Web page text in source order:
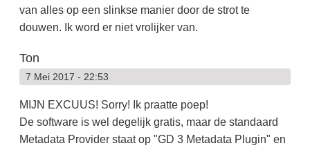
van alles op een slinkse manier door de strot te
douwen. Ik word er niet vrolijker van.
Ton
7 Mei 2017 - 22:53
MIJN EXCUUS! Sorry! Ik praatte poep!
De software is wel degelijk gratis, maar de standaard
Metadata Provider staat op "GD 3 Metadata Plugin" en